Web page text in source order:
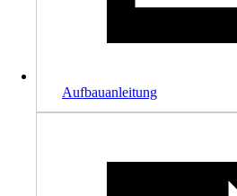
Aufbauanleitung